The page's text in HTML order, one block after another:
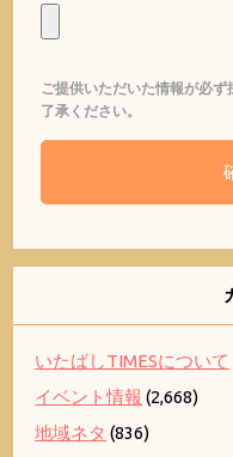
ご提供いただいた情報が必
了承ください。
いたばしTIMESについて
イベント情報 (2,668)
地域ネタ (836)